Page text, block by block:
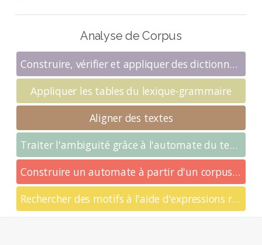
Analyse de Corpus
Construire, vérifier et appliquer des dictionnaires électroniques
Appliquer les tables du lexique-grammaire
Aligner des textes
Traiter l'ambiguité grâce à l'automate du texte
Construire un automate à partir d'un corpus certifié
Rechercher des motifs à l'aide d'expressions régulières et de réseaux de transitions récursifs